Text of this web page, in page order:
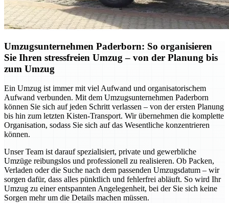
Umzugsunternehmen Paderborn: So organisieren
Sie Ihren stressfreien Umzug – von der Planung bis
zum Umzug
Ein Umzug ist immer mit viel Aufwand und organisatorischem
Aufwand verbunden. Mit dem Umzugsunternehmen Paderborn
können Sie sich auf jeden Schritt verlassen – von der ersten Planung
bis hin zum letzten Kisten-Transport. Wir übernehmen die komplette
Organisation, sodass Sie sich auf das Wesentliche konzentrieren
können.
Unser Team ist darauf spezialisiert, private und gewerbliche
Umzüge reibungslos und professionell zu realisieren. Ob Packen,
Verladen oder die Suche nach dem passenden Umzugsdatum – wir
sorgen dafür, dass alles pünktlich und fehlerfrei abläuft. So wird Ihr
Umzug zu einer entspannten Angelegenheit, bei der Sie sich keine
Sorgen mehr um die Details machen müssen.